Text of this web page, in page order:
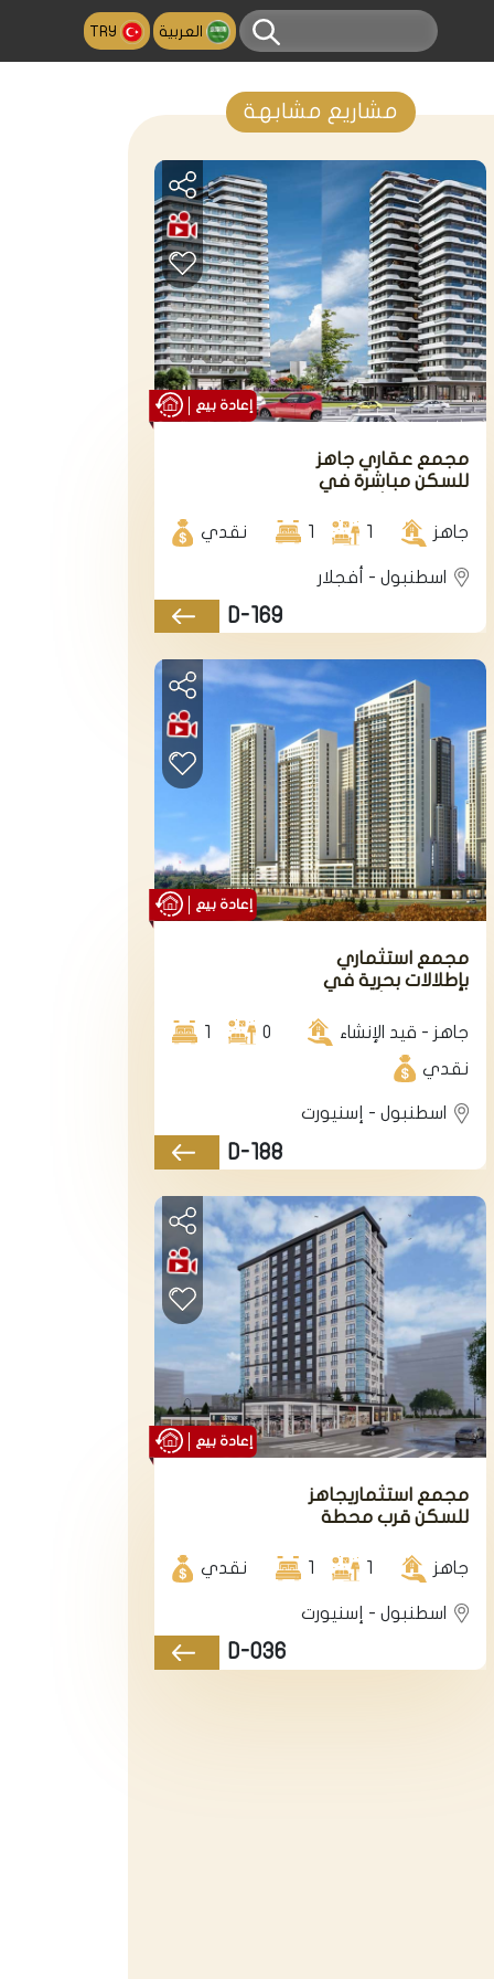
العربية TRY
مشاريع مشابهة
إعادة بيع
مجمع عقاري جاهز
للسكن مباشرة في
منطقة اسنيورت.
جاهز 1
1 نقدي
اسطنبول - أفجلار
D-169
مجمع استثماري
بإطلالات بحرية في
منطقة إسنيورت.
جاهز - قيد الإنشاء 0
1
نقدي
اسطنبول - إسنيورت
D-188
إعادة بيع
مجمع استثماريجاهز
للسكن قرب محطة
اسطنبول في منطقة
إسنيورت.
جاهز 1
1 نقدي
اسطنبول - إسنيورت
D-036